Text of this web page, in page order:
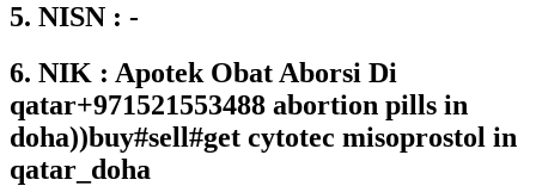
5. NISN : -
6. NIK : Apotek Obat Aborsi Di
qatar+971521553488 abortion pills in
doha))buy#sell#get cytotec misoprostol in
qatar_doha